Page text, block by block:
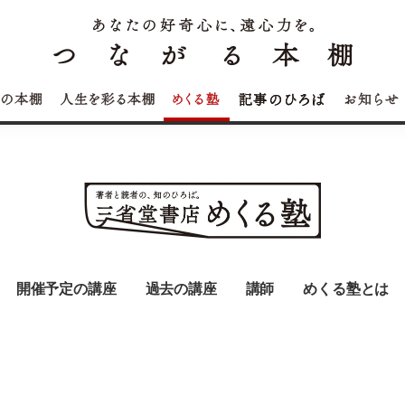
開催予定の講座 過去の講座 講師 めくる塾とは